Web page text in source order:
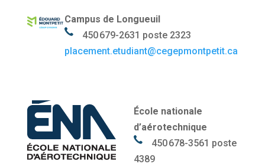
Campus de Longueuil
450 679-2631 poste 2323
placement.etudiant@cegepmontpetit.ca
École nationale
d’aérotechnique
450 678-3561 poste
4389